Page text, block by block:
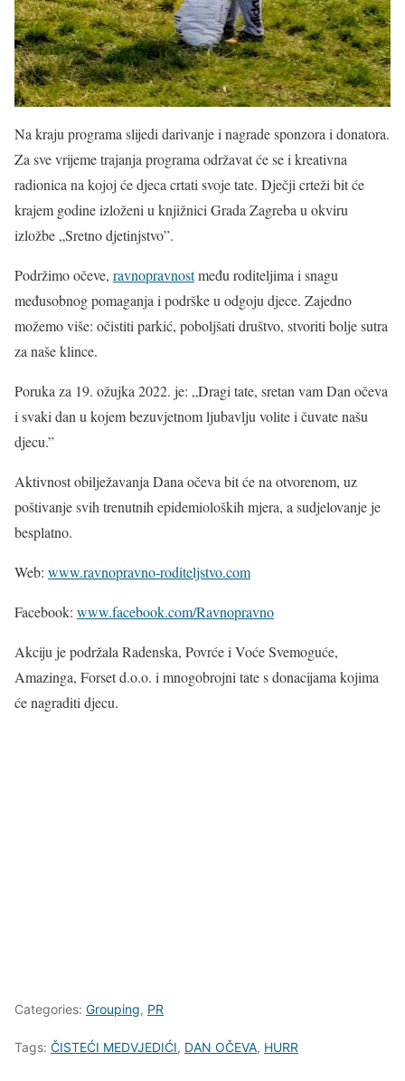
Na kraju programa slijedi darivanje i nagrade sponzora i donatora.
Za sve vrijeme trajanja programa održavat će se i kreativna
radionica na kojoj će djeca crtati svoje tate. Dječji crteži bit će
krajem godine izloženi u knjižnici Grada Zagreba u okviru
izložbe „Sretno djetinjstvo”.
Podržimo očeve, ravnopravnostmeđu roditeljima i snagu
međusobnog pomaganja i podrške u odgoju djece. Zajedno
možemo više: očistiti parkić, poboljšati društvo, stvoriti bolje sutra
za naše klince.
Poruka za 19. ožujka 2022. je: „Dragi tate, sretan vam Dan očeva
i svaki dan u kojem bezuvjetnom ljubavlju volite i čuvate našu
djecu.”
Aktivnost obilježavanja Dana očeva bit će na otvorenom, uz
poštivanje svih trenutnih epidemioloških mjera, a sudjelovanje je
besplatno.
Web: www.ravnopravno-roditeljstvo.com
Facebook: www.facebook.com/Ravnopravno
Akciju je podržala Radenska, Povrće i Voće Svemoguće,
Amazinga, Forset d.o.o. i mnogobrojni tate s donacijama kojima
će nagraditi djecu.
Categories: Grouping, PR
Tags: ČISTEĆI MEDVJEDIĆI, DAN OČEVA, HURR